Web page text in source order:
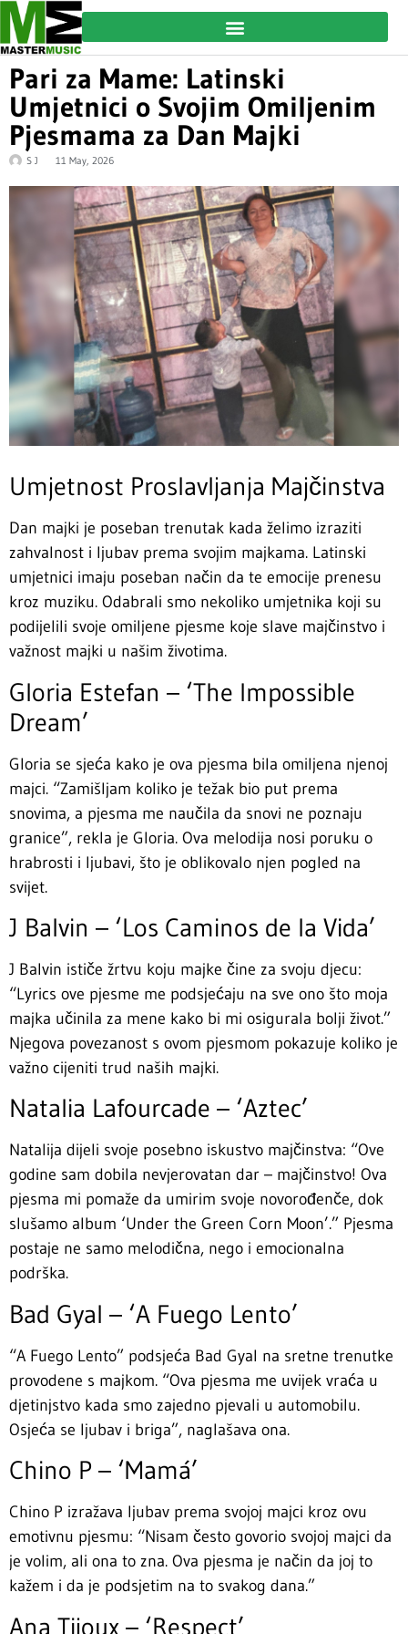
Pari za Mame: Latinski
Umjetnici o Svojim Omiljenim
Pjesmama za Dan Majki
S J 11 May, 2026
Umjetnost Proslavljanja Majčinstva
Dan majki je poseban trenutak kada želimo izraziti
zahvalnost i ljubav prema svojim majkama. Latinski
umjetnici imaju poseban način da te emocije prenesu
kroz muziku. Odabrali smo nekoliko umjetnika koji su
podijelili svoje omiljene pjesme koje slave majčinstvo i
važnost majki u našim životima.
Gloria Estefan – ‘The Impossible
Dream’
Gloria se sjeća kako je ova pjesma bila omiljena njenoj
majci. “Zamišljam koliko je težak bio put prema
snovima, a pjesma me naučila da snovi ne poznaju
granice”, rekla je Gloria. Ova melodija nosi poruku o
hrabrosti i ljubavi, što je oblikovalo njen pogled na
svijet.
J Balvin – ‘Los Caminos de la Vida’
J Balvin ističe žrtvu koju majke čine za svoju djecu:
“Lyrics ove pjesme me podsjećaju na sve ono što moja
majka učinila za mene kako bi mi osigurala bolji život.”
Njegova povezanost s ovom pjesmom pokazuje koliko je
važno cijeniti trud naših majki.
Natalia Lafourcade – ‘Aztec’
Natalija dijeli svoje posebno iskustvo majčinstva: “Ove
godine sam dobila nevjerovatan dar – majčinstvo! Ova
pjesma mi pomaže da umirim svoje novorođenče, dok
slušamo album ‘Under the Green Corn Moon’.” Pjesma
postaje ne samo melodična, nego i emocionalna
podrška.
Bad Gyal – ‘A Fuego Lento’
“A Fuego Lento” podsjeća Bad Gyal na sretne trenutke
provodene s majkom. “Ova pjesma me uvijek vraća u
djetinjstvo kada smo zajedno pjevali u automobilu.
Osjeća se ljubav i briga”, naglašava ona.
Chino P – ‘Mamá’
Chino P izražava ljubav prema svojoj majci kroz ovu
emotivnu pjesmu: “Nisam često govorio svojoj majci da
je volim, ali ona to zna. Ova pjesma je način da joj to
kažem i da je podsjetim na to svakog dana.”
Ana Tijoux – ‘Respect’